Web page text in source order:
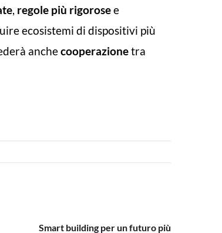
, regole più rigorosee
ecosistemi di dispositivi più
anchecooperazionetra
Smart building per un futuro più